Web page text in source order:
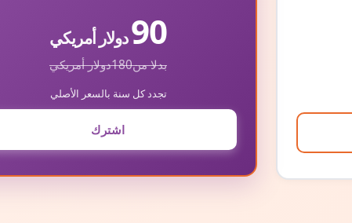
90دولار أمريكي
بدلا من180دولار أمريكي
تجدد كل سنة بالسعر الأصلي
اشترك